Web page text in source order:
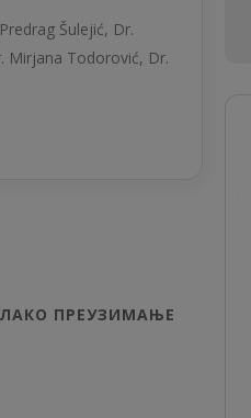
Šulejić, Dr.
Mirjana Todorović, Dr.
ПРЕУЗИМАЊЕ